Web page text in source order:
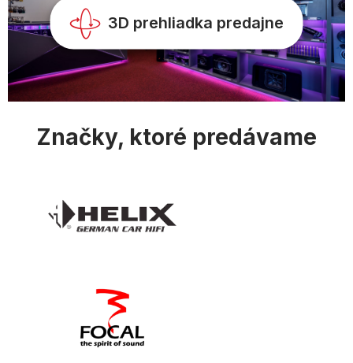
y
ý
p
s
3D prehliadka predajne
Značky, ktoré predávame